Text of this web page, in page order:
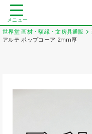
メニュー
世界堂 画材・額縁・文房具通販
アルテ ポップコーア 2mm厚